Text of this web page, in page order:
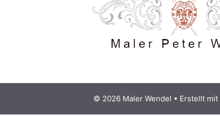
© 2026 Maler Wendel • Erstellt mit